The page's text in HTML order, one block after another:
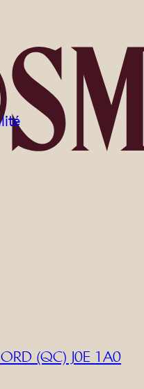
(QC) J0E 1A0